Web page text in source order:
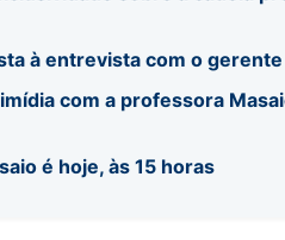
à entrevista com o
com a professora
é hoje, às 15 horas